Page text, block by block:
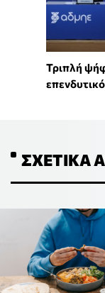
Τριπλή
ΣΧΕΤΙΚΆ